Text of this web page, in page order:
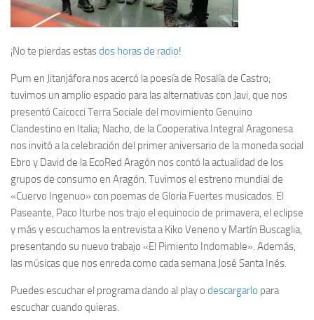
¡No te pierdas estasdos horas de radio!
Pum en Jitanjáfora nos acercó la poesía de Rosalía de Castro;
tuvimos un amplio espacio para las alternativas con Javi, que nos
presentó Caicocci Terra Sociale del movimiento Genuino
Clandestino en Italia; Nacho, de la Cooperativa Integral Aragonesa
nos invitó a la celebración del primer aniversario de la moneda social
Ebro y David de la EcoRed Aragón nos contó la actualidad de los
grupos de consumo en Aragón. Tuvimos el estreno mundial de
«Cuervo Ingenuo» con poemas de Gloria Fuertes musicados. El
Paseante, Paco Iturbe nos trajo el equinocio de primavera, el eclipse
y más y escuchamos la entrevista a Kiko Veneno y Martín Buscaglia,
presentando su nuevo trabajo «El Pimiento Indomable». Además,
las músicas que nos enreda como cada semana José Santa Inés.
Puedes escuchar el programa dando al play o descargarlo para
escuchar cuando quieras.